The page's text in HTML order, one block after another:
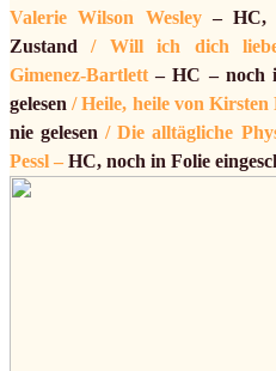
Valerie Wilson Wesley– HC,
Zustand / Will ich dich
Gimenez-Bartlett – HC – noch
gelesen / Heile, heile von Kirsten
nie gelesen / Die alltägliche
Pessl – HC, noch in Folie